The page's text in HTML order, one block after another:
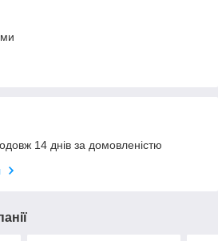
14 днів за домовленістю